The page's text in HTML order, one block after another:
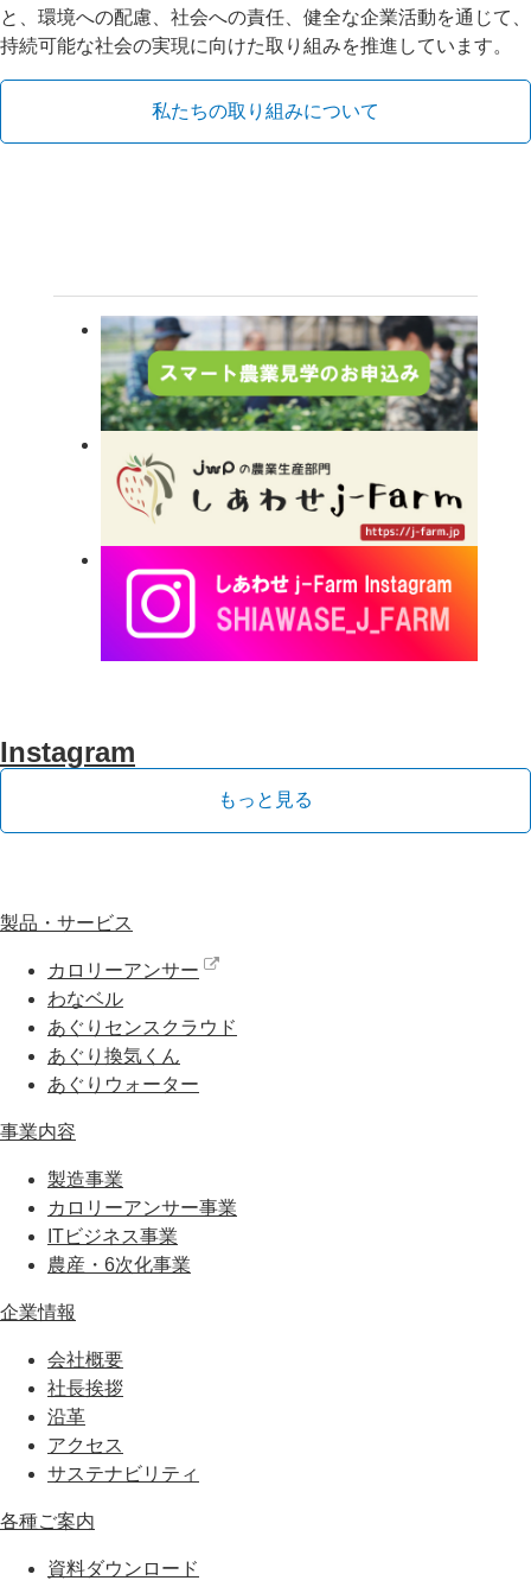
と、環境への配慮、社会への責任、健全な企業活動を通じて、
持続可能な社会の実現に向けた取り組みを推進しています。
私たちの取り組みについて
Instagram
もっと見る
製品・サービス
カロリーアンサー
わなベル
あぐりセンスクラウド
あぐり換気くん
あぐりウォーター
事業内容
製造事業
カロリーアンサー事業
ITビジネス事業
農産・6次化事業
企業情報
会社概要
社長挨拶
沿革
アクセス
サステナビリティ
各種ご案内
資料ダウンロード